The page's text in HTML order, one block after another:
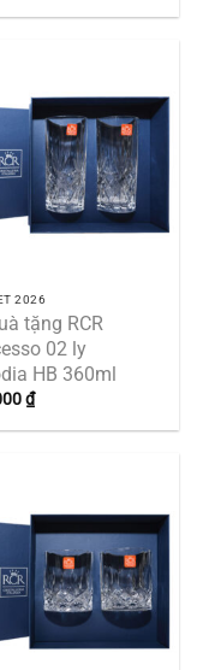
2026
tặng RCR
02 ly
HB 360ml
₫